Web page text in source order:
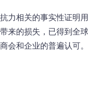
力相关的事实性证明
来的损失，已得到全
会和企业的普遍认可。